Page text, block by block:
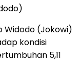
Widodo (Jokowi)
kondisi
5,11